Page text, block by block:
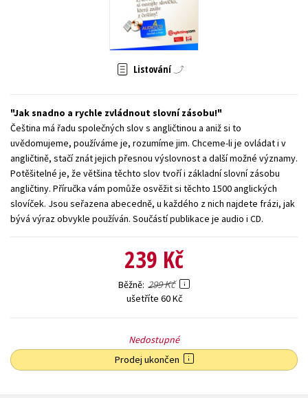
Zahraniční literatura
Všechny tituly
Listování
Jak snadno a rychle zvládnout slovní zásobu!
Čeština má řadu společných slov s angličtinou a aniž si to
uvědomujeme, používáme je, rozumíme jim. Chceme-li je ovládat i v
angličtině, stačí znát jejich přesnou výslovnost a další možné významy.
Potěšitelné je, že většina těchto slov tvoří i základní slovní zásobu
angličtiny. Příručka vám pomůže osvěžit si těchto 1500 anglických
slovíček. Jsou seřazena abecedně, u každého z nich najdete frázi, jak
bývá výraz obvykle používán. Součástí publikace je audio i CD.
239 Kč
Běžně 299 Kč
ušetříte 60 Kč
Nedostupné
Prodej ukončen